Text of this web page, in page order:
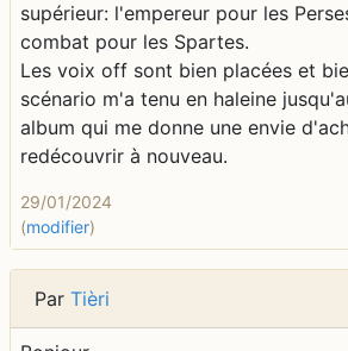
supérieur: l'empereur pour les
combat pour les Spartes.
Les voix off sont bien placées et
scénario m'a tenu en haleine
album qui me donne une envie
redécouvrir à nouveau.
29/01/2024
(modifier)
Par Tièri